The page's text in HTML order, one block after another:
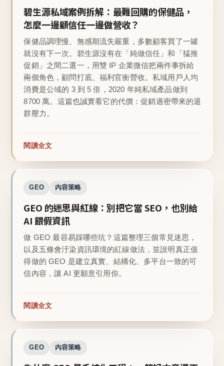
碧生源私域案例拆解：最難回購的保健品，
怎麼一邊顧信任一邊做營收？
保健品調理慢、無感期流失嚴重，多數顧客買了一罐
就沒有下一次。碧生源沒有在「純做信任」和「猛推
促銷」之間二選一，用雙 IP 企業微信把兩件事拆給
兩個角色，顧問打底、福利官衝營收。私域用戶人均
消費是公域的 3 到 5 倍，2020 年純私域產品做到
8700 萬。這篇也誠實看它的代價：促銷過密帶來的退
群壓力。
閱讀全文
GEO 內容策略
GEO 的迷思與紅線：別把它當 SEO，也別給
AI 餵假資訊
做 GEO 最容易踩哪些坑？這篇整理三個常見迷思，
以及五條會汙染資訊環境的紅線做法，並說明真正值
得做的 GEO 是建立真實、結構化、多平台一致的可
信內容，讓 AI 更願意引用你。
閱讀全文
GEO 內容策略